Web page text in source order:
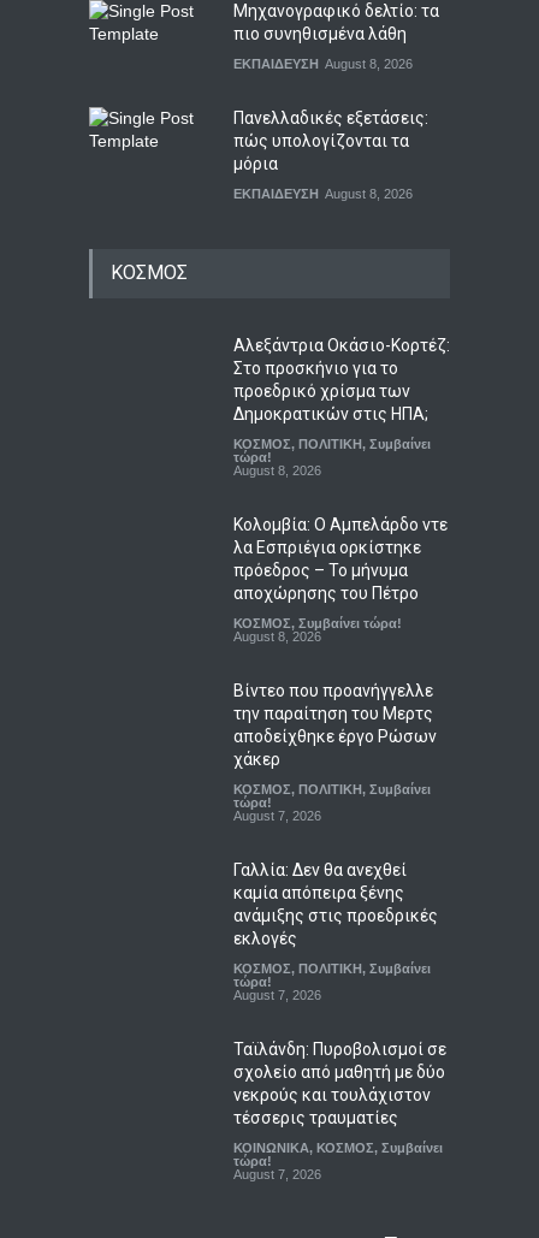
Μηχανογραφικό δελτίο: τα
πιο συνηθισμένα λάθη
ΕΚΠΑΙΔΕΥΣΗ August 8, 2026
Πανελλαδικές εξετάσεις:
πώς υπολογίζονται τα
μόρια
ΕΚΠΑΙΔΕΥΣΗ August 8, 2026
ΚΟΣΜΟΣ
Αλεξάντρια Οκάσιο-Κορτέζ:
Στο προσκήνιο για το
προεδρικό χρίσμα των
Δημοκρατικών στις ΗΠΑ;
ΚΟΣΜΟΣ, ΠΟΛΙΤΙΚΗ, Συμβαίνει
τώρα!
August 8, 2026
Κολομβία: Ο Αμπελάρδο ντε
λα Εσπριέγια ορκίστηκε
πρόεδρος – Το μήνυμα
αποχώρησης του Πέτρο
ΚΟΣΜΟΣ, Συμβαίνει τώρα!
August 8, 2026
Βίντεο που προανήγγελλε
την παραίτηση του Μερτς
αποδείχθηκε έργο Ρώσων
χάκερ
ΚΟΣΜΟΣ, ΠΟΛΙΤΙΚΗ, Συμβαίνει
τώρα!
August 7, 2026
Γαλλία: Δεν θα ανεχθεί
καμία απόπειρα ξένης
ανάμιξης στις προεδρικές
εκλογές
ΚΟΣΜΟΣ, ΠΟΛΙΤΙΚΗ, Συμβαίνει
τώρα!
August 7, 2026
Ταϊλάνδη: Πυροβολισμοί σε
σχολείο από μαθητή με δύο
νεκρούς και τουλάχιστον
τέσσερις τραυματίες
ΚΟΙΝΩΝΙΚΑ, ΚΟΣΜΟΣ, Συμβαίνει
τώρα!
August 7, 2026